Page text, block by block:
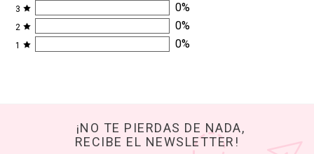
3 0%
2 0%
1 0%
¡NO TE PIERDAS DE NADA,
RECIBE EL NEWSLETTER!